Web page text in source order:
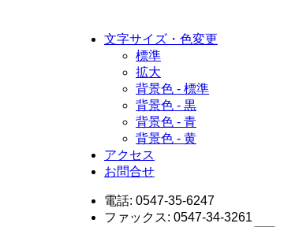
文字サイズ・色変更
標準
拡大
背景色 - 標準
背景色 - 黒
背景色 - 青
背景色 - 黄
アクセス
お問合せ
電話: 0547-35-6247
ファックス: 0547-34-3261